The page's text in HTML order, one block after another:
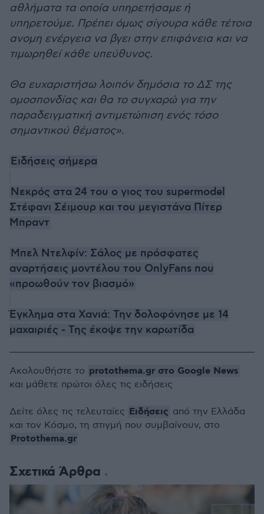
αθλήματα τα οποία υπηρετήσαμε ή
υπηρετούμε. Πρέπει όμως σίγουρα κάθε τέτοια
ανομη ενέργεια να βγει στην επιφάνεια και να
τιμωρηθεί κάθε υπεύθυνος.
Θα ευχαριστήσω λοιπόν δημόσια το ΔΣ της
ομοσπονδίας και θα το συγχαρώ για την
παραδειγματική αντιμετώπιση ενός τόσο
σημαντικού θέματος».
Ειδήσεις σήμερα
Νεκρός στα 24 του ο γιος του supermodel
Στέφανι Σέιμουρ και του μεγιστάνα Πίτερ
Μπραντ
Μπελ Ντελφίν: Σάλος με πρόσφατες
αναρτήσεις μοντέλου του OnlyFans που
«προωθούν τον βιασμό»
Έγκλημα στα Χανιά: Την δολοφόνησε με 14
μαχαιριές - Της έκοψε την καρωτίδα
Σχετικά Άρθρα
Ακολουθήστε το protothema.gr στο Google News
και μάθετε πρώτοι όλες τις ειδήσεις
Δείτε όλες τις τελευταίες Ειδήσεις από την Ελλάδα
και τον Κόσμο, τη στιγμή που συμβαίνουν, στο
Protothema.gr